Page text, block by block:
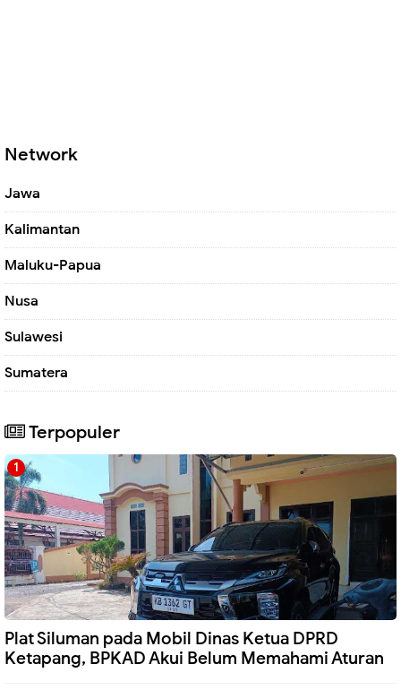
Network
Jawa
Kalimantan
Maluku-Papua
Nusa
Sulawesi
Sumatera
Terpopuler
Plat Siluman pada Mobil Dinas Ketua DPRD
Ketapang, BPKAD Akui Belum Memahami Aturan